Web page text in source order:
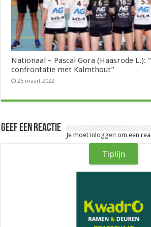
Nationaal – Pascal Gora (Haasrode L.):
confrontatie met Kalmthout”
25 maart 2022
Geef een reactie
Je moetinloggen om een
Tiplijn